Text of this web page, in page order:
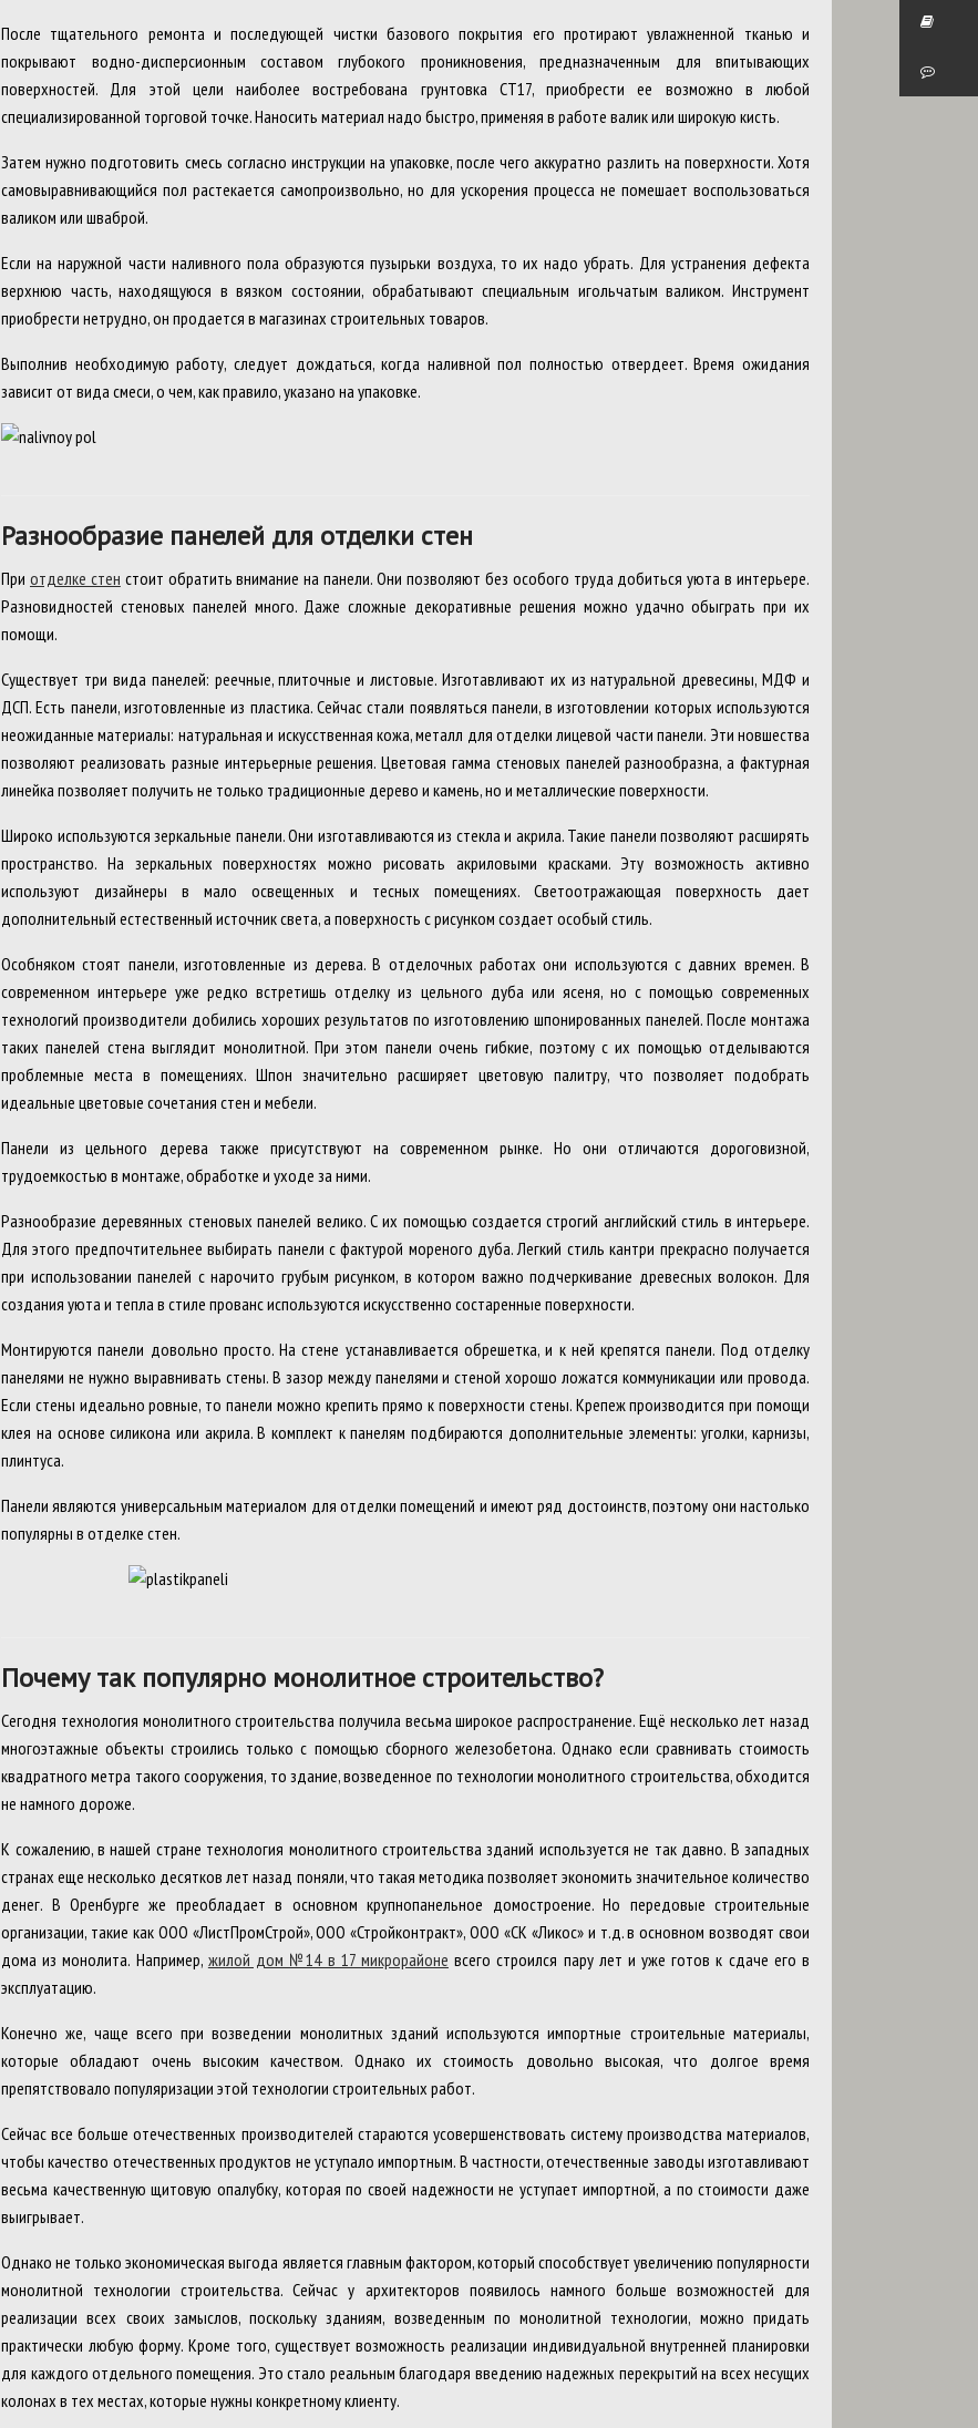
После тщательного ремонта и последующей чистки базового покрытия его протирают увлажненной тканью и
покрывают водно-дисперсионным составом глубокого проникновения, предназначенным для впитывающих
поверхностей. Для этой цели наиболее востребована грунтовка СТ17, приобрести ее возможно в любой
специализированной торговой точке. Наносить материал надо быстро, применяя в работе валик или широкую кисть.
Затем нужно подготовить смесь согласно инструкции на упаковке, после чего аккуратно разлить на поверхности. Хотя
самовыравнивающийся пол растекается самопроизвольно, но для ускорения процесса не помешает воспользоваться
валиком или шваброй.
Если на наружной части наливного пола образуются пузырьки воздуха, то их надо убрать. Для устранения дефекта
верхнюю часть, находящуюся в вязком состоянии, обрабатывают специальным игольчатым валиком. Инструмент
приобрести нетрудно, он продается в магазинах строительных товаров.
Выполнив необходимую работу, следует дождаться, когда наливной пол полностью отвердеет. Время ожидания
зависит от вида смеси, о чем, как правило, указано на упаковке.
Разнообразие панелей для отделки стен
При отделке стен стоит обратить внимание на панели. Они позволяют без особого труда добиться уюта в интерьере.
Разновидностей стеновых панелей много. Даже сложные декоративные решения можно удачно обыграть при их
помощи.
Существует три вида панелей: реечные, плиточные и листовые. Изготавливают их из натуральной древесины, МДФ и
ДСП. Есть панели, изготовленные из пластика. Сейчас стали появляться панели, в изготовлении которых используются
неожиданные материалы: натуральная и искусственная кожа, металл для отделки лицевой части панели. Эти новшества
позволяют реализовать разные интерьерные решения. Цветовая гамма стеновых панелей разнообразна, а фактурная
линейка позволяет получить не только традиционные дерево и камень, но и металлические поверхности.
Широко используются зеркальные панели. Они изготавливаются из стекла и акрила. Такие панели позволяют расширять
пространство. На зеркальных поверхностях можно рисовать акриловыми красками. Эту возможность активно
используют дизайнеры в мало освещенных и тесных помещениях. Светоотражающая поверхность дает
дополнительный естественный источник света, а поверхность с рисунком создает особый стиль.
Особняком стоят панели, изготовленные из дерева. В отделочных работах они используются с давних времен. В
современном интерьере уже редко встретишь отделку из цельного дуба или ясеня, но с помощью современных
технологий производители добились хороших результатов по изготовлению шпонированных панелей. После монтажа
таких панелей стена выглядит монолитной. При этом панели очень гибкие, поэтому с их помощью отделываются
проблемные места в помещениях. Шпон значительно расширяет цветовую палитру, что позволяет подобрать
идеальные цветовые сочетания стен и мебели.
Панели из цельного дерева также присутствуют на современном рынке. Но они отличаются дороговизной,
трудоемкостью в монтаже, обработке и уходе за ними.
Разнообразие деревянных стеновых панелей велико. С их помощью создается строгий английский стиль в интерьере.
Для этого предпочтительнее выбирать панели с фактурой мореного дуба. Легкий стиль кантри прекрасно получается
при использовании панелей с нарочито грубым рисунком, в котором важно подчеркивание древесных волокон. Для
создания уюта и тепла в стиле прованс используются искусственно состаренные поверхности.
Монтируются панели довольно просто. На стене устанавливается обрешетка, и к ней крепятся панели. Под отделку
панелями не нужно выравнивать стены. В зазор между панелями и стеной хорошо ложатся коммуникации или провода.
Если стены идеально ровные, то панели можно крепить прямо к поверхности стены. Крепеж производится при помощи
клея на основе силикона или акрила. В комплект к панелям подбираются дополнительные элементы: уголки, карнизы,
плинтуса.
Панели являются универсальным материалом для отделки помещений и имеют ряд достоинств, поэтому они настолько
популярны в отделке стен.
Почему так популярно монолитное строительство?
Сегодня технология монолитного строительства получила весьма широкое распространение. Ещё несколько лет назад
многоэтажные объекты строились только с помощью сборного железобетона. Однако если сравнивать стоимость
квадратного метра такого сооружения, то здание, возведенное по технологии монолитного строительства, обходится
не намного дороже.
К сожалению, в нашей стране технология монолитного строительства зданий используется не так давно. В западных
странах еще несколько десятков лет назад поняли, что такая методика позволяет экономить значительное количество
денег. В Оренбурге же преобладает в основном крупнопанельное домостроение. Но передовые строительные
организации, такие как ООО «ЛистПромСтрой», ООО «Стройконтракт», ООО «СК «Ликос» и т.д. в основном возводят свои
дома из монолита. Например, жилой дом №14 в 17 микрорайоне всего строился пару лет и уже готов к сдаче его в
эксплуатацию.
Конечно же, чаще всего при возведении монолитных зданий используются импортные строительные материалы,
которые обладают очень высоким качеством. Однако их стоимость довольно высокая, что долгое время
препятствовало популяризации этой технологии строительных работ.
Сейчас все больше отечественных производителей стараются усовершенствовать систему производства материалов,
чтобы качество отечественных продуктов не уступало импортным. В частности, отечественные заводы изготавливают
весьма качественную щитовую опалубку, которая по своей надежности не уступает импортной, а по стоимости даже
выигрывает.
Однако не только экономическая выгода является главным фактором, который способствует увеличению популярности
монолитной технологии строительства. Сейчас у архитекторов появилось намного больше возможностей для
реализации всех своих замыслов, поскольку зданиям, возведенным по монолитной технологии, можно придать
практически любую форму. Кроме того, существует возможность реализации индивидуальной внутренней планировки
для каждого отдельного помещения. Это стало реальным благодаря введению надежных перекрытий на всех несущих
колонах в тех местах, которые нужны конкретному клиенту.